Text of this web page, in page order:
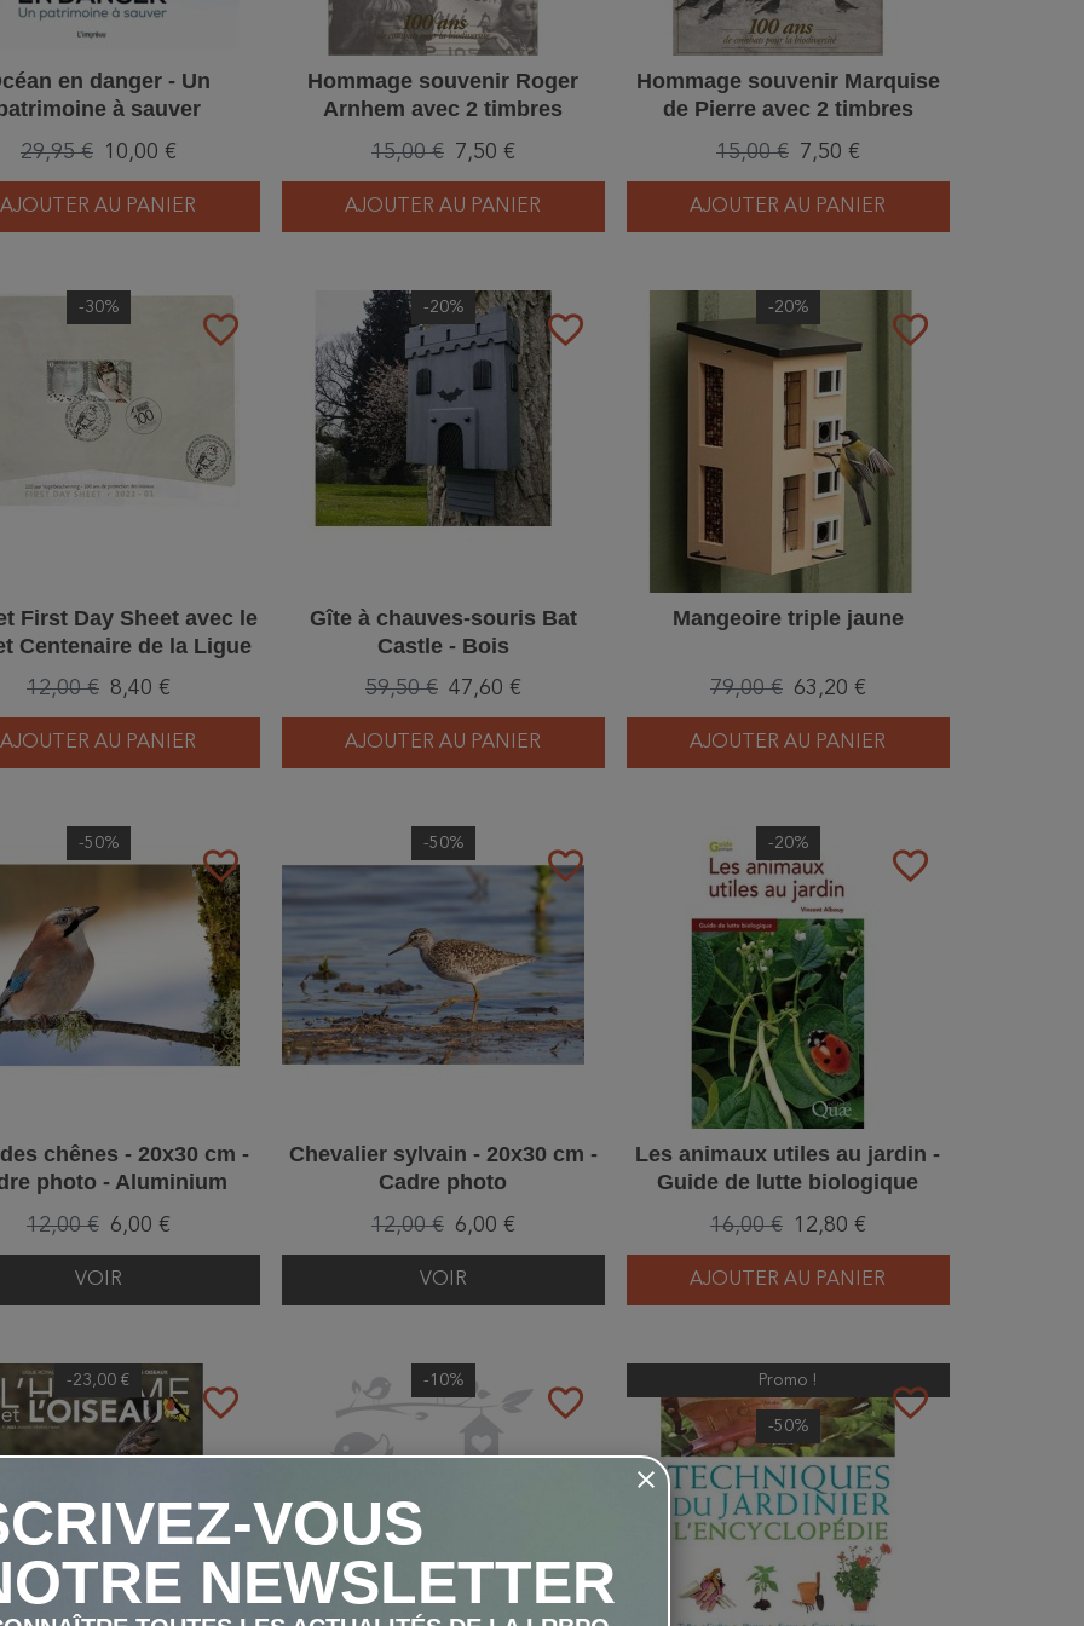
en danger - Un
à sauver
29,95 € 10,00 €
AJOUTER AU PANIER
Hommage souvenir Roger
Arnhem avec 2 timbres
protection des oiseaux"
15,00 € 7,50 €
AJOUTER AU PANIER
Hommage souvenir Marquise
de Pierre avec 2 timbres
protection des oiseaux"
15,00 € 7,50 €
AJOUTER AU PANIER
favorite_border
-30%
First Day Sheet avec le
Centenaire de la Ligue
12,00 € 8,40 €
AJOUTER AU PANIER
favorite_border
-20%
Gîte à chauves-souris Bat
Castle - Bois
59,50 € 47,60 €
AJOUTER AU PANIER
favorite_border
-20%
Mangeoire triple jaune
79,00 € 63,20 €
AJOUTER AU PANIER
favorite_border
-50%
chênes - 20x30 cm -
photo - Aluminium
dibond
12,00 € 6,00 €
VOIR
favorite_border
-50%
Chevalier sylvain - 20x30 cm -
Cadre photo
12,00 € 6,00 €
VOIR
favorite_border
-20%
Les animaux utiles au jardin -
Guide de lutte biologique
16,00 € 12,80 €
AJOUTER AU PANIER
favorite_border
-23,00 €
favorite_border
-10%
favorite_border
Promo !
-50%
VOUS
NEWSLETTER